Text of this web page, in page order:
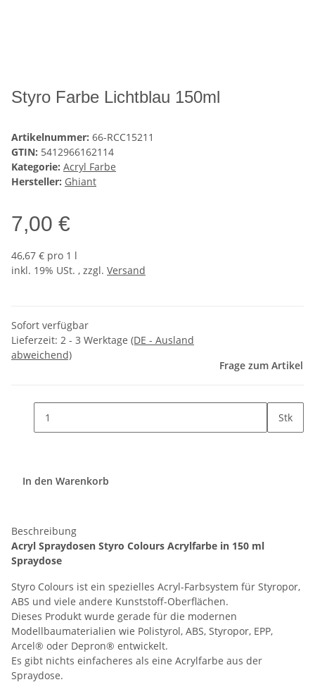
Styro Farbe Lichtblau 150ml
Artikelnummer: 66-RCC15211
GTIN: 5412966162114
Kategorie: Acryl Farbe
Hersteller: Ghiant
7,00 €
46,67 € pro 1 l
inkl. 19% USt. , zzgl. Versand
Sofort verfügbar
Lieferzeit: 2 - 3 Werktage (DE - Ausland
abweichend)
Frage zum Artikel
Stk
In den Warenkorb
Beschreibung
Acryl Spraydosen Styro Colours Acrylfarbe in 150 ml
Spraydose
Styro Colours ist ein spezielles Acryl-Farbsystem für Styropor,
ABS und viele andere Kunststoff-Oberflächen.
Dieses Produkt wurde gerade für die modernen
Modellbaumaterialien wie Polistyrol, ABS, Styropor, EPP,
Arcel® oder Depron® entwickelt.
Es gibt nichts einfacheres als eine Acrylfarbe aus der
Spraydose.